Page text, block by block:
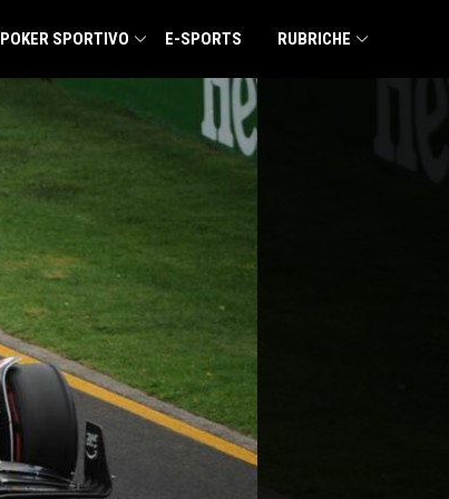
POKER SPORTIVO E-SPORTS RUBRICHE